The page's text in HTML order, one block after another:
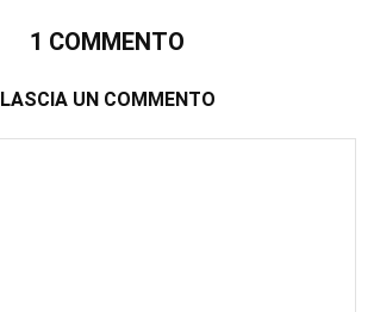
1 COMMENTO
LASCIA UN COMMENTO